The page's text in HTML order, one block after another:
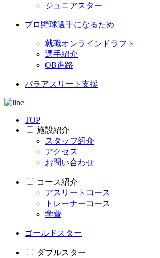
ジュニアスター
プロ野球選手になるため
就職オンラインドラフト
選手紹介
OB進路
パラアスリート支援
TOP
施設紹介
スタッフ紹介
アクセス
お問い合わせ
コース紹介
アスリートコース
トレーナーコース
学費
ゴールドスター
ダブルスター